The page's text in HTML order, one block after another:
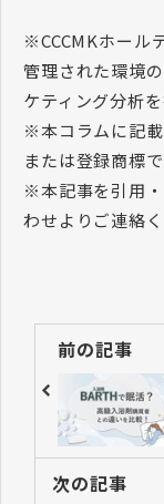
※CCCMKホール
管理された環境
ケティング分析
※本コラムに記
または登録商標で
※本記事を引用
わせよりご連絡く
前の記事
次の記事